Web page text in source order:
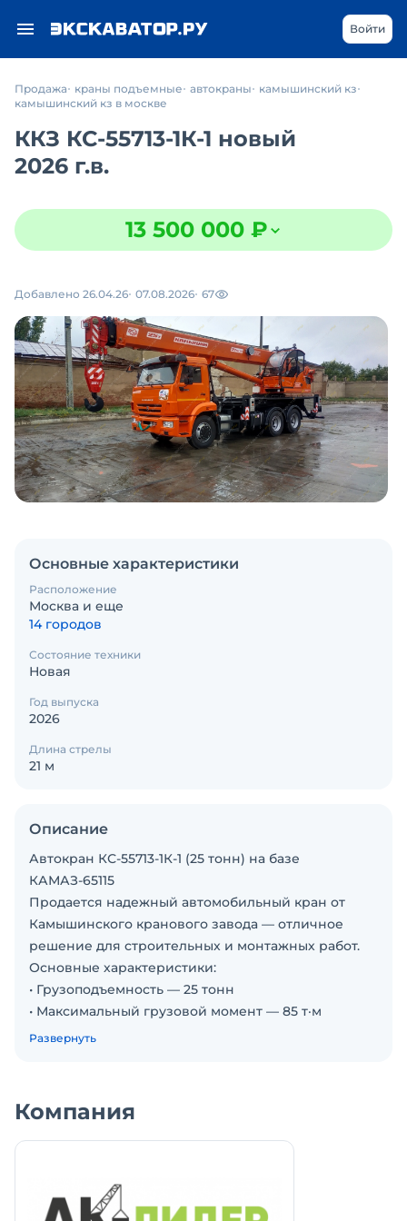
Войти
Продажа краны подъемные автокраны
камышинский кз
камышинский кз в москве
ККЗ КС-55713-1К-1 новый
2026 г.в.
13 500 000 ₽
Добавлено 26.04.26 07.08.2026 67
Основные характеристики
Расположение
Москва и еще
14 городов
Состояние техники
Новая
Год выпуска
2026
Длина стрелы
21 м
Описание
Автокран КС-55713-1К-1 (25 тонн) на базе
КАМАЗ-65115
Продается надежный автомобильный кран от
Камышинского кранового завода — отличное
решение для строительных и монтажных работ.
Основные характеристики:
• Грузоподъемность — 25 тонн
• Максимальный грузовой момент — 85 т·м
• Длина стрелы — 9–21 м (3 секции,
• Глубина опускания — до 13 м
• Шасси — КАМАЗ-65115 (6×4)
• Рабочая температура — от -40°C до +40°C
Оснащение:
Развернуть
Компания